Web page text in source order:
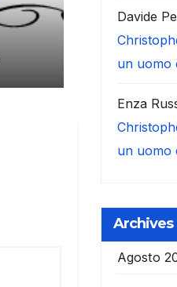
Davide
un uomo
Enza
un uomo
Archives
Agosto